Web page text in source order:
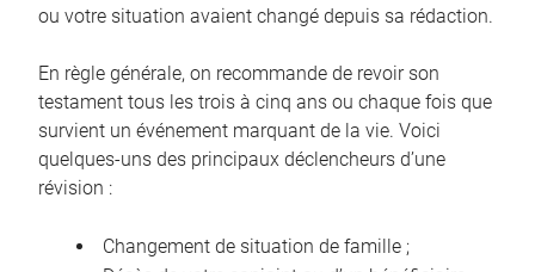
ou votre situation avaient changé depuis sa rédaction.
En règle générale, on recommande de revoir son
testament tous les trois à cinq ans ou chaque fois que
survient un événement marquant de la vie. Voici
quelques-uns des principaux déclencheurs d’une
révision :
Changement de situation de famille ;